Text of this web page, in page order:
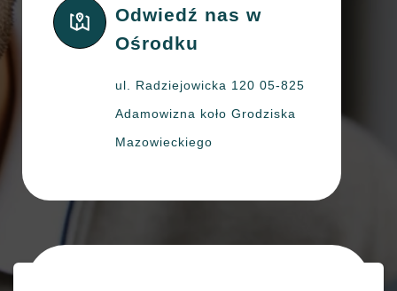
Odwiedź nas w
Ośrodku
ul. Radziejowicka 120 05-825
Adamowizna koło Grodziska
Mazowieckiego